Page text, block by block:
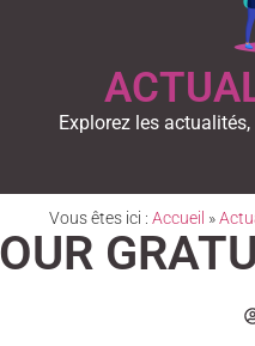
Explorez les
Vous êtes ici : Accueil »